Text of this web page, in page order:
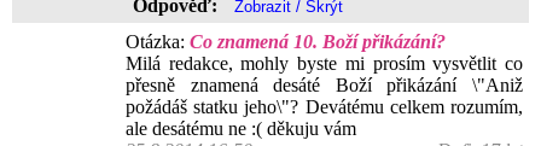
Odpověď:
Otázka: Co znamená 10. Boží přikázání?
Milá redakce, mohly byste mi prosím vysvětlit co
přesně znamená desáté Boží přikázání \"Aniž
požádáš statku jeho\"? Devátému celkem rozumím,
ale desátému ne :( děkuju vám